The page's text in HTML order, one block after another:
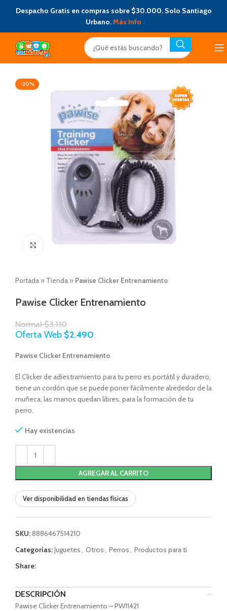
Despacho Gratis en compras sobre $30.000. Solo Santiago
Urbano.Más Info
-20%
Click to enlarge
Portada » Tienda » Pawise Clicker Entrenamiento
Pawise Clicker Entrenamiento
Normal$3.110
Oferta Web $2.490
Pawise Clicker Entrenamiento
El Clicker de adiestramiento para tu perro es portátil y duradero,
tiene un cordón que se puede poner fácilmente alrededor de la
muñeca, las manos quedan libres, para la formación de tu
perro.
Hay existencias
AGREGAR AL CARRITO
Ver disponibilidad en tiendas físicas
SKU:8886467514210
Categorías:Juguetes, Otros, Perros, Productos para ti
Share:
DESCRIPCIÓN
Pawise Clicker Entrenamiento – PW11421